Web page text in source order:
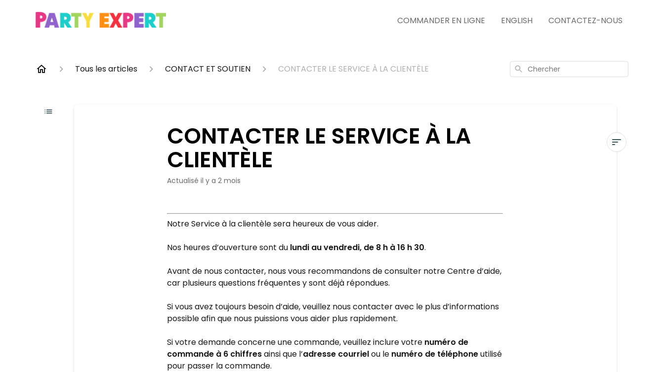
COMMANDER EN LIGNE ENGLISH CONTACTEZ-NOUS
Tous les articles CONTACT ET SOUTIEN CONTACTER LE SERVICE À LA CLIENTÈLE Chercher
CONTACTER LE SERVICE À LA
CLIENTÈLE
Actualisé il y a 2 mois
Notre Service à la clientèle sera heureux de vous aider.
Nos heures d’ouverture sont du lundi au vendredi, de 8 h à 16 h 30.
Avant de nous contacter, nous vous recommandons de consulter notre Centre d’aide,
car plusieurs questions fréquentes y sont déjà répondues.
Si vous avez toujours besoin d’aide, veuillez nous contacter avec le plus d’informations
possible afin que nous puissions vous aider plus rapidement.
Si votre demande concerne une commande, veuillez inclure votre numéro de
commande à 6 chiffresainsi que l’adresse courrielou le numéro de téléphoneutilisé
pour passer la commande.